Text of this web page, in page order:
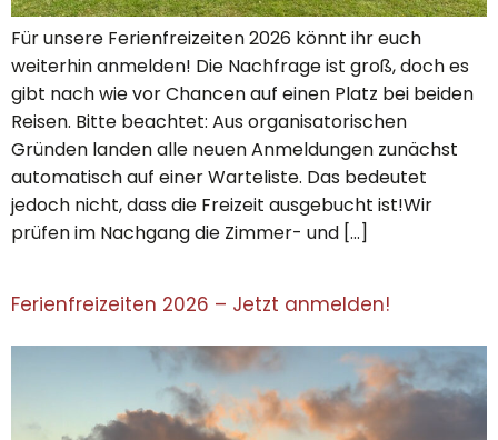
Für unsere Ferienfreizeiten 2026 könnt ihr euch
weiterhin anmelden! Die Nachfrage ist groß, doch es
gibt nach wie vor Chancen auf einen Platz bei beiden
Reisen. Bitte beachtet: Aus organisatorischen
Gründen landen alle neuen Anmeldungen zunächst
automatisch auf einer Warteliste. Das bedeutet
jedoch nicht, dass die Freizeit ausgebucht ist!Wir
prüfen im Nachgang die Zimmer- und […]
Ferienfreizeiten 2026 – Jetzt anmelden!